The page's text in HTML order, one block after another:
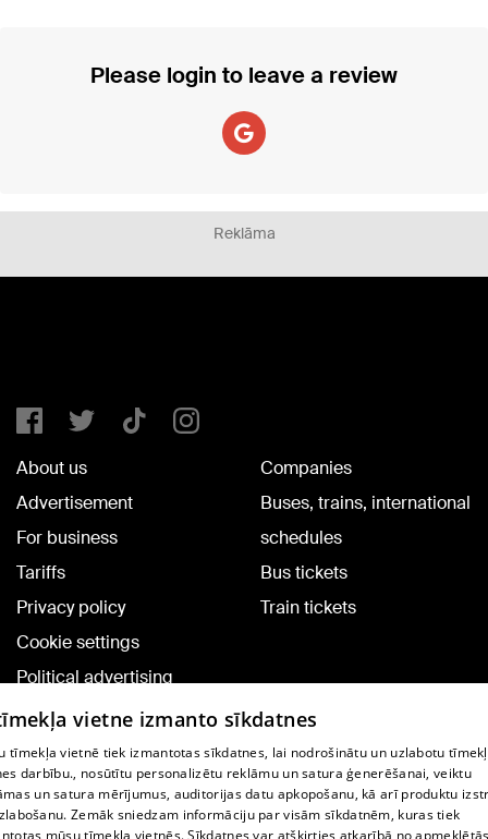
Please login to leave a review
Reklāma
About us
Advertisement
For business
Tariffs
Privacy policy
Cookie settings
Political advertising
Cookie policy
Commenting terms
Companies
Buses, trains, international
schedules
Bus tickets
Train tickets
TV program
Contract rules
vietne izmanto sīkdatnes
tīmekļa vietnē tiek izmantotas sīkdatnes, lai nodrošinātu un uzlabotu
darbību., nosūtītu personalizētu reklāmu un satura ģenerēšanai, veiktu
un satura mērījumus, auditorijas datu apkopošanu, kā arī produktu
Zemāk sniedzam informāciju par visām sīkdatnēm, kuras tiek
mūsu tīmekļa vietnēs. Sīkdatnes var atšķirties atkarībā no